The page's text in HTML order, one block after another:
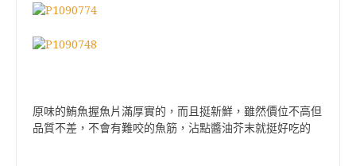
原味的鮪魚握魚片滿厚實的，而且挺新鮮，雖然價位不高但
品質不差，不會有難咬的魚筋，沾點醬油芥末就挺好吃的